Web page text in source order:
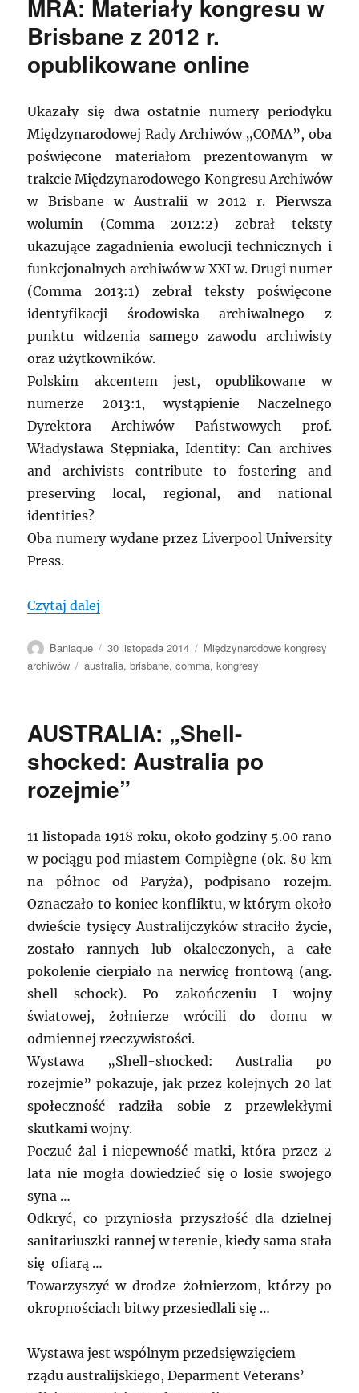
MRA: Materiały kongresu w
Brisbane z 2012 r.
opublikowane online
Ukazały się dwa ostatnie numery periodyku
Międzynarodowej Rady Archiwów „COMA”, oba
poświęcone materiałom prezentowanym w
trakcie Międzynarodowego Kongresu Archiwów
w Brisbane w Australii w 2012 r. Pierwsza
wolumin (Comma 2012:2) zebrał teksty
ukazujące zagadnienia ewolucji technicznych i
funkcjonalnych archiwów w XXI w. Drugi numer
(Comma 2013:1) zebrał teksty poświęcone
identyfikacji środowiska archiwalnego z
punktu widzenia samego zawodu archiwisty
oraz użytkowników.
Polskim akcentem jest, opublikowane w
numerze 2013:1, wystąpienie Naczelnego
Dyrektora Archiwów Państwowych prof.
Władysława Stępniaka, Identity: Can archives
and archivists contribute to fostering and
preserving local, regional, and national
identities?
Oba numery wydane przez Liverpool University
Press.
Czytaj dalej
Autor
Baniaque
Data
publikacji
30 listopada 2014 Kategorie
Międzynarodowe kongresy
archiwów
Tagi
australia,brisbane,comma,kongresy
AUSTRALIA: „Shell-
shocked: Australia po
rozejmie”
11 listopada 1918 roku, około godziny 5.00 rano
w pociągu pod miastem Compiègne (ok. 80 km
na północ od Paryża), podpisano rozejm.
Oznaczało to koniec konfliktu, w którym około
dwieście tysięcy Australijczyków straciło życie,
zostało rannych lub okaleczonych, a całe
pokolenie cierpiało na nerwicę frontową (ang.
shell schock). Po zakończeniu I wojny
światowej, żołnierze wrócili do domu w
odmiennej rzeczywistości.
Wystawa „Shell-shocked: Australia po
rozejmie” pokazuje, jak przez kolejnych 20 lat
społeczność radziła sobie z przewlekłymi
skutkami wojny.
Poczuć żal i niepewność matki, która przez 2
lata nie mogła dowiedzieć się o losie swojego
syna …
Odkryć, co przyniosła przyszłość dla dzielnej
sanitariuszki rannej w terenie, kiedy sama stała
się ofiarą …
Towarzyszyć w drodze żołnierzom, którzy po
okropnościach bitwy przesiedlali się …
Wystawa jest wspólnym przedsięwzięciem
rządu australijskiego, Deparment Veterans’